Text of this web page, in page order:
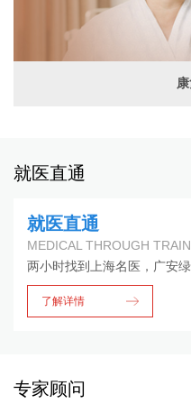
就医直通
就医直通
MEDICAL THROUGH TRAIN
两小时找到上海名医，广安
了解详情
专家顾问